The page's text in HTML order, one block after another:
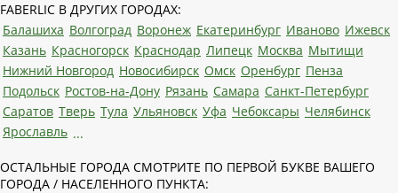
FABERLIC В ДРУГИХ ГОРОДАХ:
Балашиха Волгоград Воронеж Екатеринбург Иваново Ижевск
Казань Красногорск Краснодар Липецк Москва Мытищи
Нижний Новгород Новосибирск Омск Оренбург Пенза
Подольск Ростов-на-Дону Рязань Самара Санкт-Петербург
Саратов Тверь Тула Ульяновск Уфа Чебоксары Челябинск
Ярославль ...
ОСТАЛЬНЫЕ ГОРОДА СМОТРИТЕ ПО ПЕРВОЙ БУКВЕ ВАШЕГО
ГОРОДА / НАСЕЛЕННОГО ПУНКТА: